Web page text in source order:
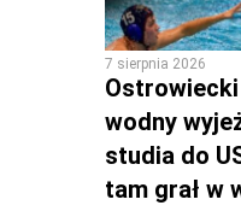
7 sierpnia 2026
Ostrowiecki
wodny
studia do
tam grał w